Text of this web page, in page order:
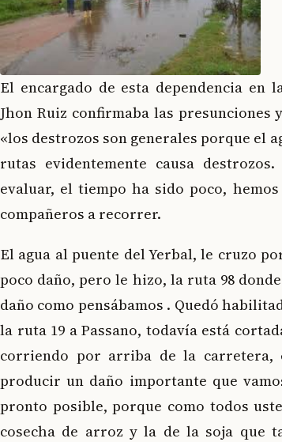
El encargado de esta dependencia en
Jhon Ruiz confirmaba las presunciones
«los destrozos son generales porque el
rutas evidentemente causa
evaluar, el tiempo ha sido poco,
compañeros a recorrer.
El agua al puente del Yerbal, le cruzo
poco daño, pero le hizo, la ruta 98
daño como pensábamos . Quedó
la ruta 19 a Passano, todavía está
corriendo por arriba de la carretera,
producir un daño importante que
pronto posible, porque como todos
cosecha de arroz y la de la soja que